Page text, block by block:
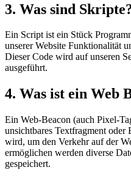
3. Was sind
Ein Script ist ein Stück
unserer Website Funktionalität
Dieser Code wird auf unseren
ausgeführt.
4. Was ist ein Web
Ein Web-Beacon (auch Pixel-
unsichtbares Textfragment oder
wird, um den Verkehr auf der
ermöglichen werden diverse
gespeichert.